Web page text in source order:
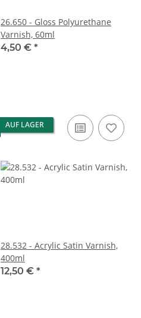
26.650 - Gloss Polyurethane
Varnish, 60ml
4,50 € *
AUF LAGER
28.532 - Acrylic Satin Varnish,
400ml
12,50 € *